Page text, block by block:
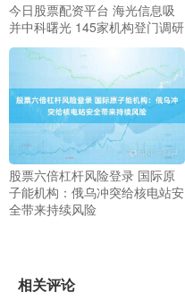
今日股票配资平台 海光信息吸
并中科曙光 145家机构登门调研
股票六倍杠杆风险登录 国际原
子能机构：俄乌冲突给核电站安
全带来持续风险
相关评论